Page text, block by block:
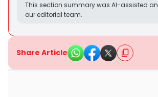
This section summary was AI-assisted
our editorial team.
Share Article